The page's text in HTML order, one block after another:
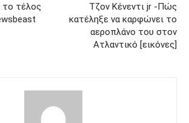
τέλος
Τζον Κένεντι jr -Πώς
κατέληξε να καρφώνει το
αεροπλάνο του στον
Ατλαντικό [εικόνες]